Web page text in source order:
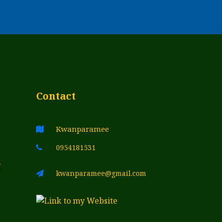
Contact
Kwanparamee
0954181531
kwanparamee@gmail.com